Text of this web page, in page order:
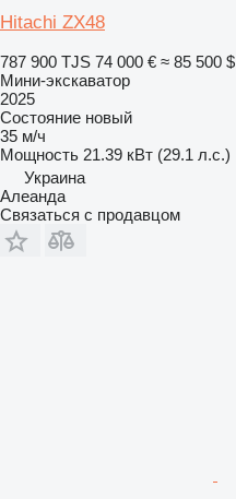
Hitachi ZX48
787 900 TJS 74 000 € ≈ 85 500 $
Мини-экскаватор
2025
Состояние новый
35 м/ч
Мощность 21.39 кВт (29.1 л.с.)
Украина
Алеанда
Связаться с продавцом